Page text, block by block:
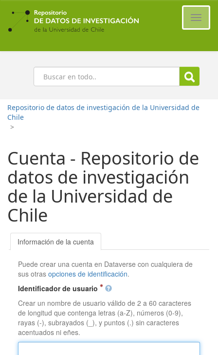
Ir
contenido
principal
Buscar
Repositorio de datos de investigación de la Universidad de
Chile
>
Cuenta - Repositorio de
datos de investigación
de la Universidad de
Chile
Información de la cuenta
Puede crear una cuenta en Dataverse con cualquiera de
sus otrasopciones de identificación.
Identificador de usuario
Crear un nombre de usuario válido de 2 a 60 caracteres
de longitud que contenga letras (a-Z), números (0-9),
rayas (-), subrayados (_), y puntos (.) sin caracteres
acentuados ni eñes.